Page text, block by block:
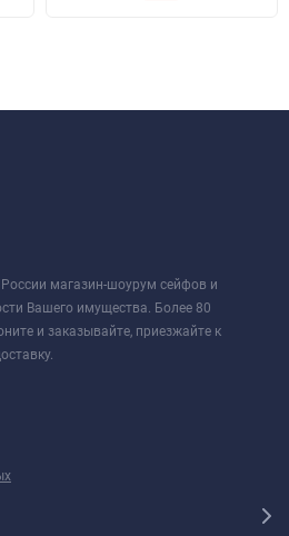
России магазин-шоурум сейфов и
Вашего имущества. Более 80
и заказывайте, приезжайте к